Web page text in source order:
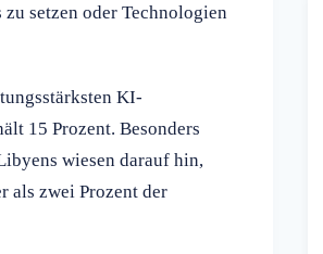
setzen oder Technologien
KI-
15 Prozent. Besonders
wiesen darauf hin,
als zwei Prozent der